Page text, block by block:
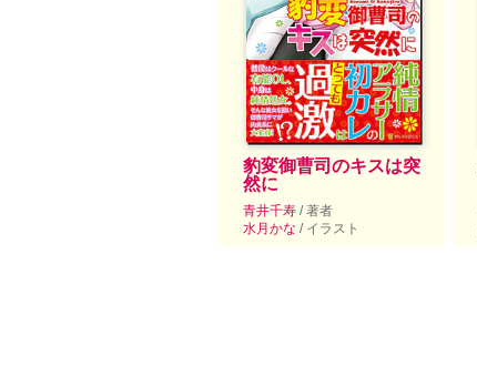
豹変御曹司のキスは突
然に
青井千寿 / 著者
水月かな / イラスト